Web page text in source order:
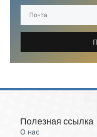
Полезная ссылка
О нас